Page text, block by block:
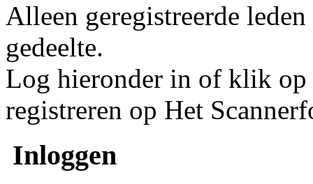
Alleen geregistreerde
gedeelte.
Log hieronder in of klik op
registreren op Het
Inloggen